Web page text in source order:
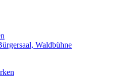
Waldbühne